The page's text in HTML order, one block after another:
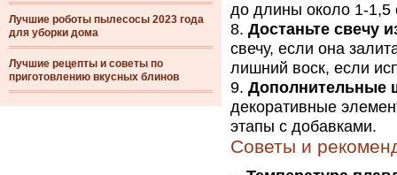
Лучшие роботы пылесосы 2023 года
для уборки дома
Лучшие рецепты и советы по
приготовлению вкусных блинов
до длины около 1-1,5
Достаньте свечу
свечу, если она
лишний воск, если
Дополнительные
декоративные
этапы с добавками.
Советы и